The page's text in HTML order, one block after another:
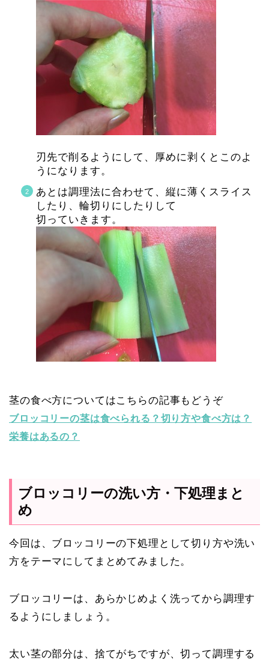
刃先で削るようにして、厚めに剥くとこのよ
うになります。
あとは調理法に合わせて、縦に薄くスライス
したり、輪切りにしたりして
切っていきます。
茎の食べ方についてはこちらの記事もどうぞ
ブロッコリーの茎は食べられる？切り方や食べ方は？
栄養はあるの？
ブロッコリーの洗い方・下処理まと
め
今回は、ブロッコリーの下処理として切り方や洗い
方をテーマにしてまとめてみました。
ブロッコリーは、あらかじめよく洗ってから調理す
るようにしましょう。
太い茎の部分は、捨てがちですが、切って調理する